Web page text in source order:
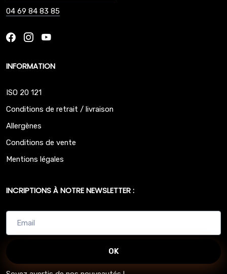
04 69 84 83 85
INFORMATION
ISO 20 121
Conditions de retrait / livraison
Allergènes
Conditions de vente
Mentions légales
INCRIPTIONS À NOTRE NEWSLETTER :
OK